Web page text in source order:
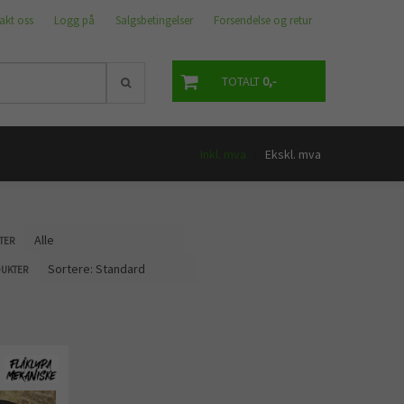
oss Logg på Salgsbetingelser Forsendelse og retur
TOTALT 0,-
Inkl. mva Ekskl. mva